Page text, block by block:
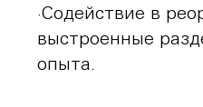
·Содействие в
выстроенные
опыта.